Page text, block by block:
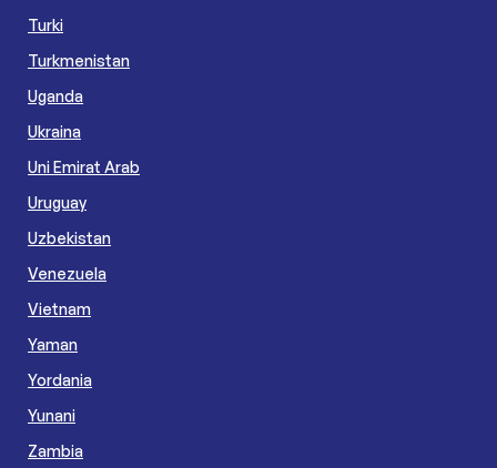
Turki
Turkmenistan
Uganda
Ukraina
Uni Emirat Arab
Uruguay
Uzbekistan
Venezuela
Vietnam
Yaman
Yordania
Yunani
Zambia